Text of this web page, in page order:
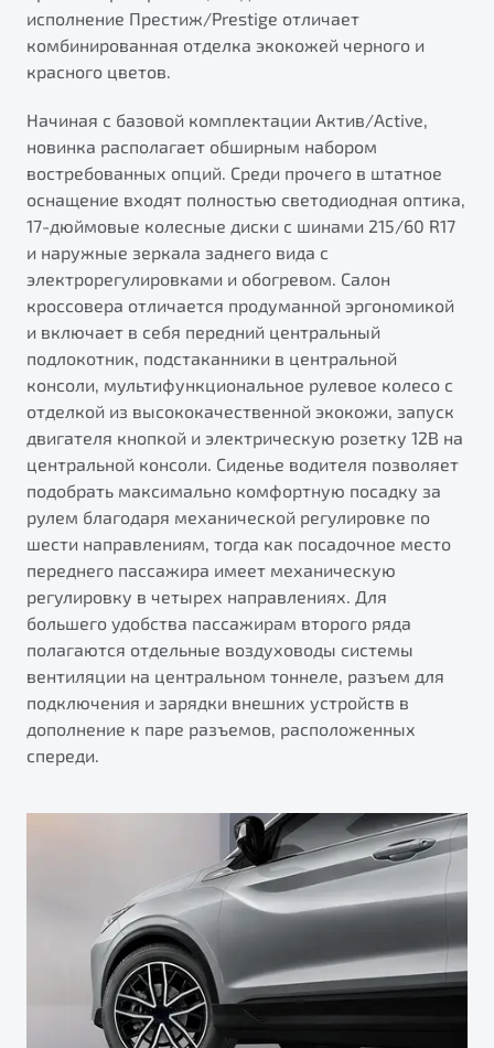
исполнение Престиж/Prestige отличает
комбинированная отделка экокожей черного и
красного цветов.
Начиная с базовой комплектации Актив/Active,
новинка располагает обширным набором
востребованных опций. Среди прочего в штатное
оснащение входят полностью светодиодная оптика,
17-дюймовые колесные диски с шинами 215/60 R17
и наружные зеркала заднего вида с
электрорегулировками и обогревом. Салон
кроссовера отличается продуманной эргономикой
и включает в себя передний центральный
подлокотник, подстаканники в центральной
консоли, мультифункциональное рулевое колесо с
отделкой из высококачественной экокожи, запуск
двигателя кнопкой и электрическую розетку 12В на
центральной консоли. Сиденье водителя позволяет
подобрать максимально комфортную посадку за
рулем благодаря механической регулировке по
шести направлениям, тогда как посадочное место
переднего пассажира имеет механическую
регулировку в четырех направлениях. Для
большего удобства пассажирам второго ряда
полагаются отдельные воздуховоды системы
вентиляции на центральном тоннеле, разъем для
подключения и зарядки внешних устройств в
дополнение к паре разъемов, расположенных
спереди.